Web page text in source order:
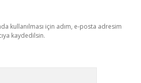
kullanılması için adım, e-posta adresim
kaydedilsin.